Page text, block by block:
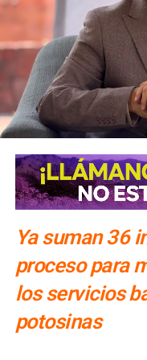
secundaria, los
misma vialidad para
con dirección a
fraccionamiento
Como parte de la
Francisco Martínez de
permanecerá cerrada
tramo, de avenida
América del Sur,
Ya suman 36
proceso para
los servicios
potosinas